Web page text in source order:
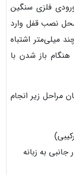
فلزی سنگین
محل نصب قفل وارد
میلی‌متر اشتباه
باز شدن با
مراحل زیر انجام
به زبانه